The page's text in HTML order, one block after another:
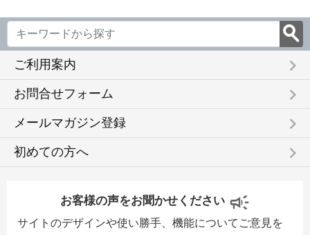
ご利用案内 keyboard_arrow_right
お問合せフォーム keyboard_arrow_right
メールマガジン登録 keyboard_arrow_right
初めての方へ keyboard_arrow_right
お客様の声をお聞かせください
サイトのデザインや使い勝手、機能についてご意見を